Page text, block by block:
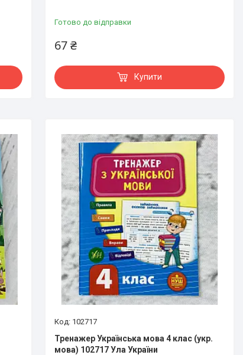
Готово до відправки
67 ₴
Купити
102717
Тренажер Українська мова 4 клас (укр.
мова) 102717 Ула України